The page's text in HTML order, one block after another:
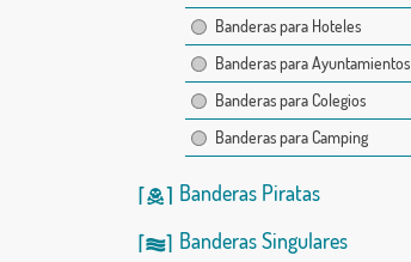
Banderas para Hoteles
Banderas para Ayuntamientos
Banderas para Colegios
Banderas para Camping
Banderas Piratas
Banderas Singulares